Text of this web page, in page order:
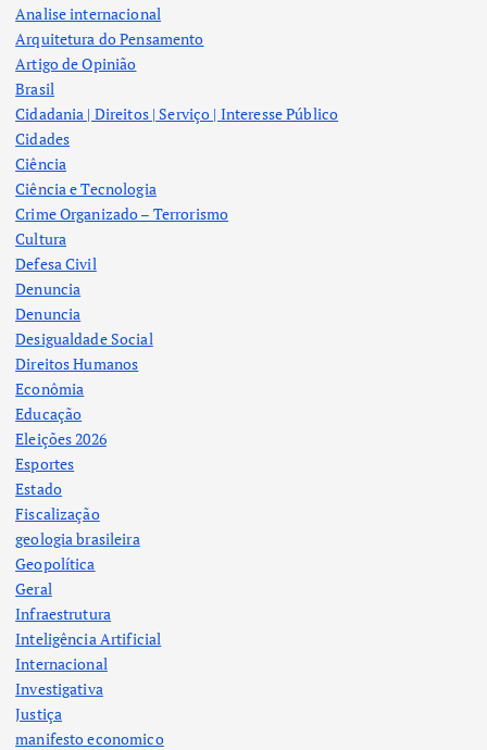
Analise internacional
Arquitetura do Pensamento
Artigo de Opinião
Brasil
Cidadania | Direitos | Serviço | Interesse Público
Cidades
Ciência
Ciência e Tecnologia
Crime Organizado – Terrorismo
Cultura
Defesa Civil
Denuncia
Denuncia
Desigualdade Social
Direitos Humanos
Econômia
Educação
Eleições 2026
Esportes
Estado
Fiscalização
geologia brasileira
Geopolítica
Geral
Infraestrutura
Inteligência Artificial
Internacional
Investigativa
Justiça
manifesto economico